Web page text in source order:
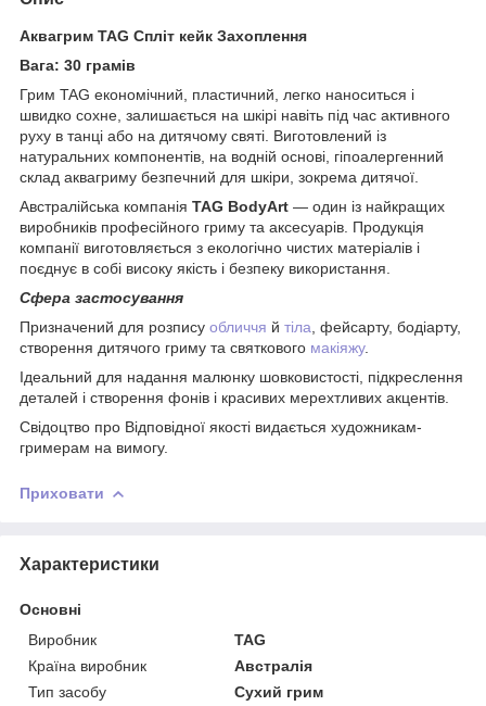
Аквагрим TAG Спліт кейк Захоплення
Вага: 30 грамів
Грим TAG економічний, пластичний, легко наноситься і
швидко сохне, залишається на шкірі навіть під час активного
руху в танці або на дитячому святі. Виготовлений із
натуральних компонентів, на водній основі, гіпоалергенний
склад аквагриму безпечний для шкіри, зокрема дитячої.
Австралійська компанія TAG BodyArt — один із найкращих
виробників професійного гриму та аксесуарів. Продукція
компанії виготовляється з екологічно чистих матеріалів і
поєднує в собі високу якість і безпеку використання.
Сфера застосування
Призначений для розпису обличчя й тіла , фейсарту, бодіарту,
створення дитячого гриму та святкового макіяжу.
Ідеальний для надання малюнку шовковистості, підкреслення
деталей і створення фонів і красивих мерехтливих акцентів.
Свідоцтво про Відповідної якості видається художникам-
гримерам на вимогу.
Приховати
Характеристики
Основні
Виробник
TAG
Країна виробник
Австралія
Тип засобу
Сухий грим